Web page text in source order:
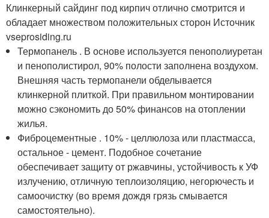
Клинкерный сайдинг под кирпич отлично смотрится и
обладает множеством положительных сторон Источник
vseprosiding.ru
Термопанель . В основе используется пенополиуретан
и пенополистирол, 90% полости заполнена воздухом.
Внешняя часть термопанели обделывается
клинкерной плиткой. При правильном монтировании
можно сэкономить до 50% финансов на отоплении
жилья.
Фиброцементные . 10% - целлюлоза или пластмасса,
остальное - цемент. Подобное сочетание
обеспечивает защиту от ржавчины, устойчивость к УФ
излучению, отличную теплоизоляцию, негорючесть и
самоочистку (во время дождя грязь смывается
самостоятельно).